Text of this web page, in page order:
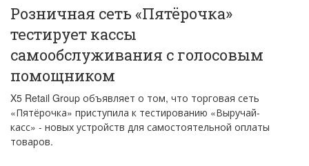
Розничная сеть «Пятёрочка»
тестирует кассы
самообслуживания с голосовым
помощником
X5 Retail Group объявляет о том, что торговая сеть
«Пятёрочка» приступила к тестированию «Выручай-
касс» - новых устройств для самостоятельной оплаты
товаров.